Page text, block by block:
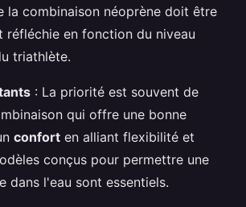
la combinaison néoprène doit être
réfléchie en fonction du niveau
triathlète.
: La priorité est souvent de
qui offre une bonne
confort en alliant flexibilité et
conçus pour permettre une
dans l'eau sont essentiels.